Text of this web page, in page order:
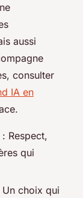
aussi
consulter
IA en
: Respect,
qui
Un choix qui